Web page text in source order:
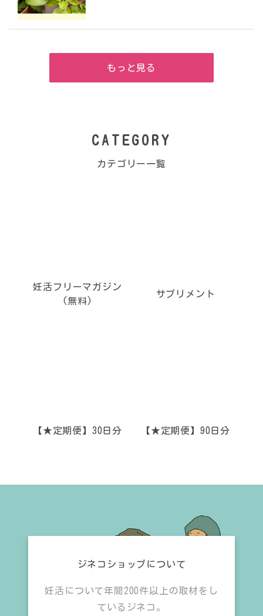
もっと見る
CATEGORY
カテゴリー一覧
妊活フリーマガジン
(無料)
サプリメント
【★定期便】30日分 【★定期便】90日分
ジネコショップについて
妊活について年間200件以上の取材をし
ているジネコ。